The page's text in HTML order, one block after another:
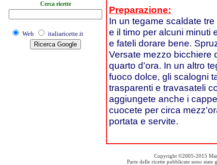
Cerca ricette
Web italiaricette.it
Preparazione:
In un tegame scaldate
e il timo per alcuni minuti
e fateli dorare bene.
Versate mezzo bicchiere
quarto d'ora. In un altro
fuoco dolce, gli scalogni
trasparenti e travasateli
aggiungete anche i
cuocete per circa
portata e servite.
Copyright ©2005-2015
Parte delle ricette pubblicate sono state